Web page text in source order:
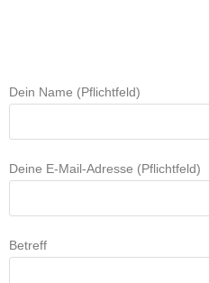
Dein Name (Pflichtfeld)
Deine E-Mail-Adresse (Pflichtfeld)
Betreff